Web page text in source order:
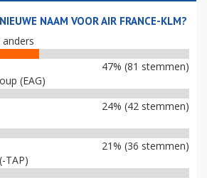
NAAM VOOR AIR FRANCE-KLM?
47% (81 stemmen)
(EAG)
24% (42 stemmen)
21% (36 stemmen)
TAP)